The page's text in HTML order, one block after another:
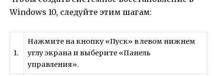
Windows 10, следуйте этим шагам:
1.
Нажмите на кнопку «Пуск» в левом нижнем
углу экрана и выберите «Панель
управления».